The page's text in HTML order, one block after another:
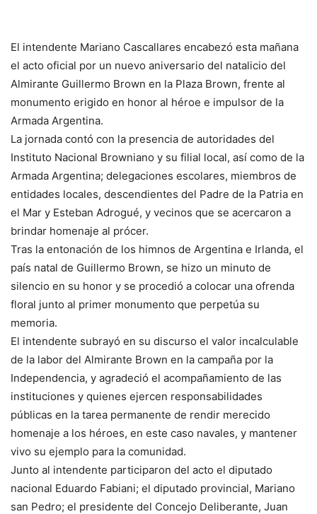
El intendente Mariano Cascallares encabezó esta mañana
el acto oficial por un nuevo aniversario del natalicio del
Almirante Guillermo Brown en la Plaza Brown, frente al
monumento erigido en honor al héroe e impulsor de la
Armada Argentina.
La jornada contó con la presencia de autoridades del
Instituto Nacional Browniano y su filial local, así como de la
Armada Argentina; delegaciones escolares, miembros de
entidades locales, descendientes del Padre de la Patria en
el Mar y Esteban Adrogué, y vecinos que se acercaron a
brindar homenaje al prócer.
Tras la entonación de los himnos de Argentina e Irlanda, el
país natal de Guillermo Brown, se hizo un minuto de
silencio en su honor y se procedió a colocar una ofrenda
floral junto al primer monumento que perpetúa su
memoria.
El intendente subrayó en su discurso el valor incalculable
de la labor del Almirante Brown en la campaña por la
Independencia, y agradeció el acompañamiento de las
instituciones y quienes ejercen responsabilidades
públicas en la tarea permanente de rendir merecido
homenaje a los héroes, en este caso navales, y mantener
vivo su ejemplo para la comunidad.
Junto al intendente participaron del acto el diputado
nacional Eduardo Fabiani; el diputado provincial, Mariano
san Pedro; el presidente del Concejo Deliberante, Juan